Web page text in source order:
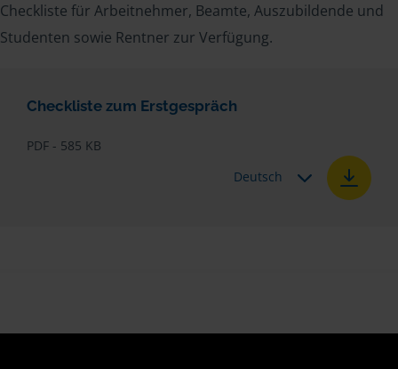
Checkliste für Arbeitnehmer, Beamte, Auszubildende und
Studenten sowie Rentner zur Verfügung.
Checkliste zum Erstgespräch
PDF - 585 KB
Deutsch